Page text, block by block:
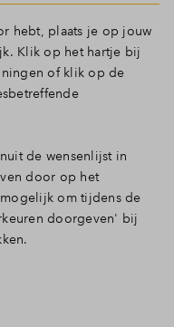
hebt, plaats je op jouw
Klik op het hartje bij
of klik op de
de wensenlijst in
door op het
om tijdens de
doorgeven' bij